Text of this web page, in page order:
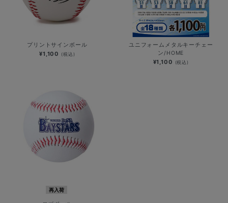
プリントサインボール
¥1,100 (税込)
ユニフォームメタルキーチェー
ン/HOME
¥1,100 (税込)
再入荷